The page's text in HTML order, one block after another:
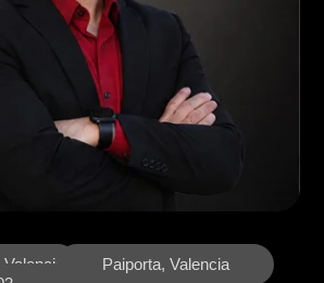
Paiporta, Valencia